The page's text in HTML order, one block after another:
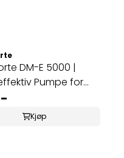
DM-E 5000 |
Pumpe for
Kjøp